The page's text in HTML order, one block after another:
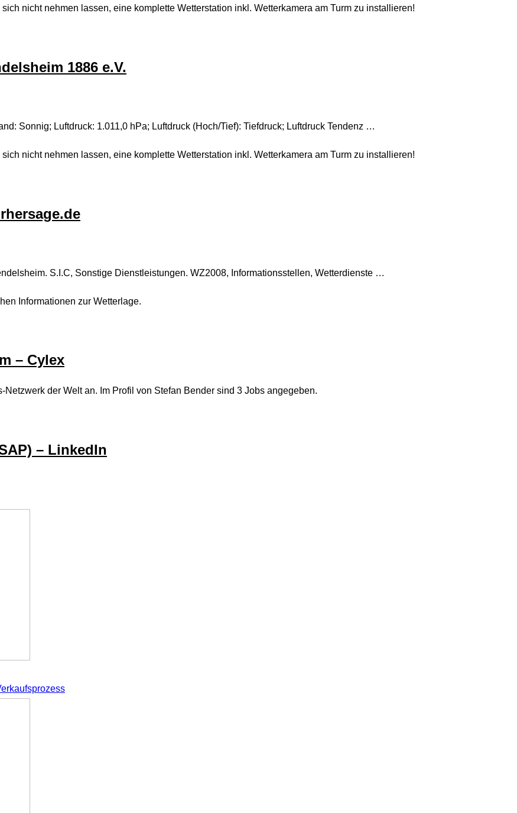
nicht nehmen lassen, eine komplette Wetterstation inkl. Wetterkamera am Turm zu installieren!
1886 e.V.
Sonnig; Luftdruck: 1.011,0 hPa; Luftdruck (Hoch/Tief): Tiefdruck; Luftdruck Tendenz …
nicht nehmen lassen, eine komplette Wetterstation inkl. Wetterkamera am Turm zu installieren!
S.I.C, Sonstige Dienstleistungen. WZ2008, Informationsstellen, Wetterdienste …
Informationen zur Wetterlage.
– Cylex
der Welt an. Im Profil von Stefan Bender sind 3 Jobs angegeben.
– LinkedIn